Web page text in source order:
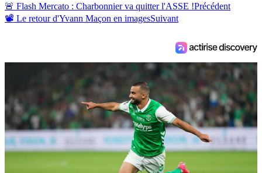
🚨 Flash Mercato : Charbonnier va quitter l'ASSE !Précédent
📽 Le retour d'Yvann Maçon en imagesSuivant